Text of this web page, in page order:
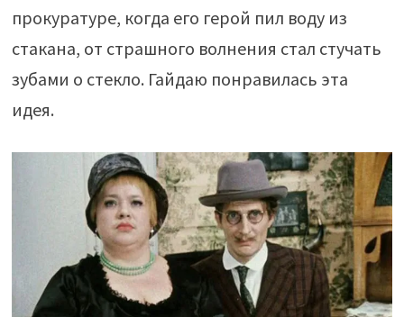
прокуратуре, когда его герой пил воду из
стакана, от страшного волнения стал стучать
зубами о стекло. Гайдаю понравилась эта
идея.